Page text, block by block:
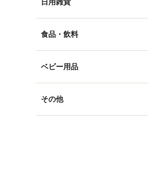
日用雑貨
食品・飲料
ベビー用品
その他